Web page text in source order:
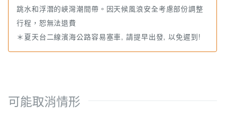
跳水和浮潛的峽灣潮間帶。因天候風浪安全考慮部份調整
行程，恕無法退費
＊夏天台二線濱海公路容易塞車, 請提早出發, 以免遲到!
可能取消情形